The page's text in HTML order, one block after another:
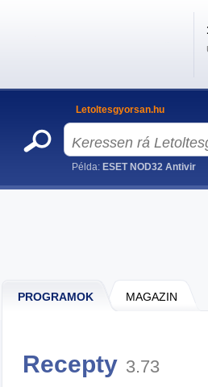
PROGRAMOK MAGAZIN
Recepty 3.73
Letoltesgyorsan.hu
Példa: ESET NOD32 Antivir